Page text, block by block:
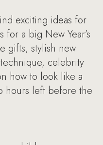
exciting ideas for
for a big New Year’s
gifts, stylish new
celebrity
how to look like a
hours left before the